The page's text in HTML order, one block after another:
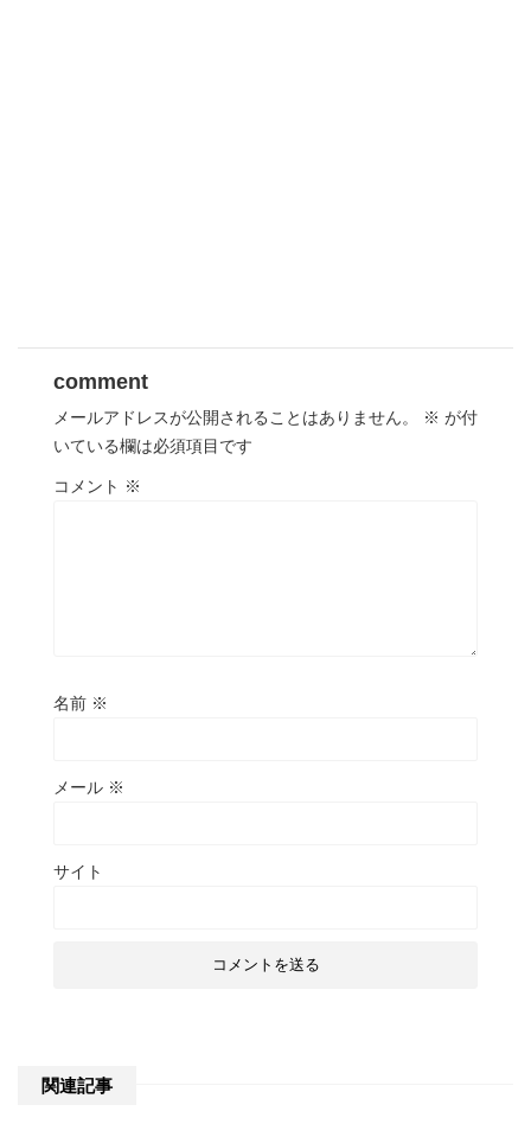
comment
メールアドレスが公開されることはありません。 ※ が付
いている欄は必須項目です
コメント ※
名前 ※
メール ※
サイト
関連記事